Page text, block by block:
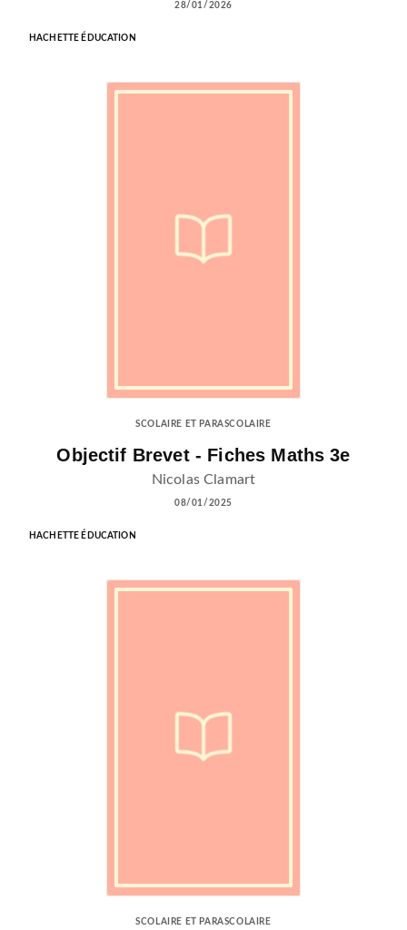
28/01/2026
HACHETTE ÉDUCATION
SCOLAIRE ET PARASCOLAIRE
Objectif Brevet - Fiches Maths 3e
Nicolas Clamart
08/01/2025
HACHETTE ÉDUCATION
SCOLAIRE ET PARASCOLAIRE